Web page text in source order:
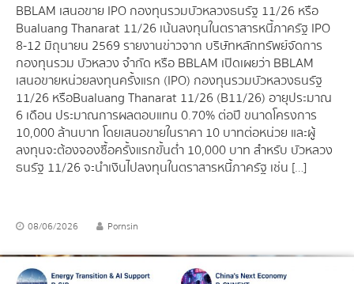
BBLAM เสนอขาย IPO กองทุนรวมบัวหลวงธนรัฐ 11/26 หรือ
Bualuang Thanarat 11/26 เน้นลงทุนในตราสารหนี้ภาครัฐ IPO
8-12 มิถุนายน 2569 รายงานข่าวจาก บริษัทหลักทรัพย์จัดการ
กองทุนรวม บัวหลวง จำกัด หรือ BBLAM เปิดเผยว่า BBLAM
เสนอขายหน่วยลงทุนครั้งแรก (IPO) กองทุนรวมบัวหลวงธนรัฐ
11/26 หรือBualuang Thanarat 11/26 (B11/26) อายุประมาณ
6 เดือน ประมาณการผลตอบแทน 0.70% ต่อปี ขนาดโครงการ
10,000 ล้านบาท โดยเสนอขายในราคา 10 บาทต่อหน่วย และผู้
ลงทุนจะต้องจองซื้อครั้งแรกขั้นต่ำ 10,000 บาท สำหรับ บัวหลวง
ธนรัฐ 11/26 จะนำเงินไปลงทุนในตราสารหนี้ภาครัฐ เช่น […]
08/06/2026 Pornsin